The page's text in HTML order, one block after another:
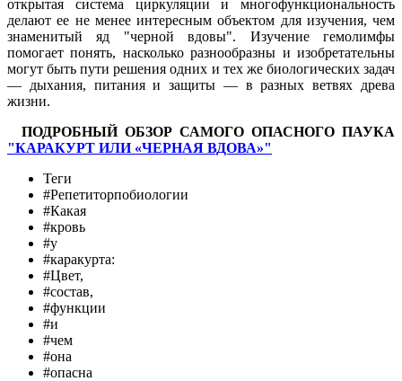
открытая система циркуляции и многофункциональность
делают ее не менее интересным объектом для изучения, чем
знаменитый яд "черной вдовы". Изучение гемолимфы
помогает понять, насколько разнообразны и изобретательны
могут быть пути решения одних и тех же биологических задач
— дыхания, питания и защиты — в разных ветвях древа
жизни.
ПОДРОБНЫЙ ОБЗОР САМОГО ОПАСНОГО ПАУКА
"КАРАКУРТ ИЛИ «ЧЕРНАЯ ВДОВА»"
Теги
#Репетиторпобиологии
#Какая
#кровь
#у
#каракурта:
#Цвет,
#состав,
#функции
#и
#чем
#она
#опасна